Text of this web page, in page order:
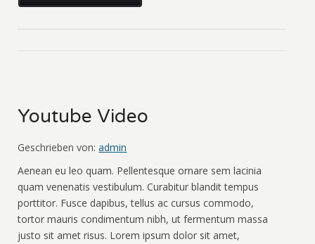
Youtube Video
Geschrieben von: admin
Aenean eu leo quam. Pellentesque ornare sem lacinia
quam venenatis vestibulum. Curabitur blandit tempus
porttitor. Fusce dapibus, tellus ac cursus commodo,
tortor mauris condimentum nibh, ut fermentum massa
justo sit amet risus. Lorem ipsum dolor sit amet,